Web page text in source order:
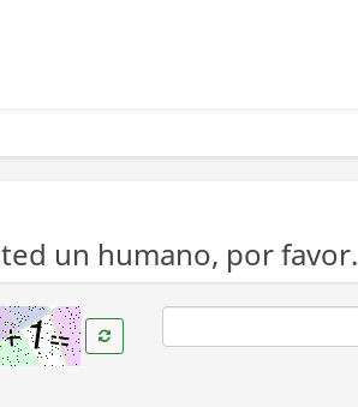
un humano, por favor.